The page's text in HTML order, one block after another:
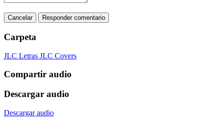
Cancelar Responder comentario
Carpeta
JLC Letras JLC Covers
Compartir audio
Descargar audio
Descargar audio